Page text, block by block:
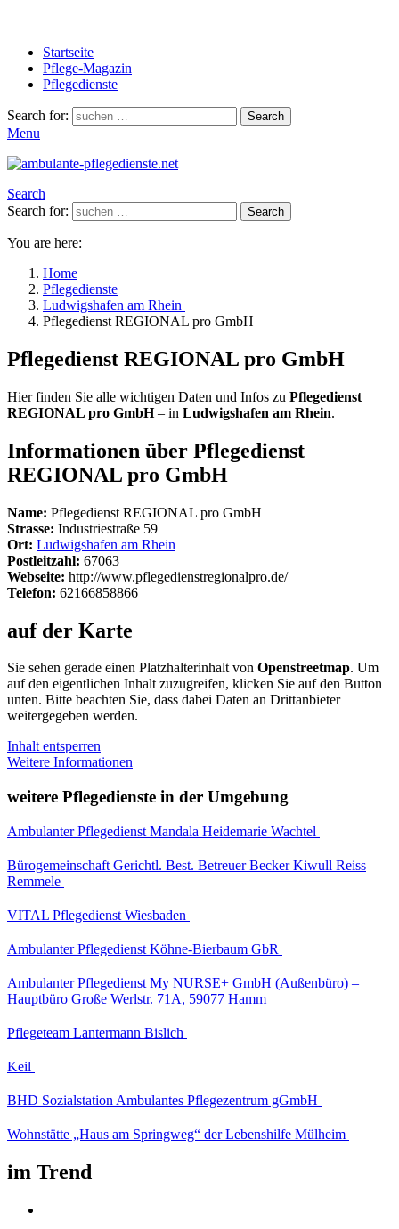
Startseite
Pflege-Magazin
Pflegedienste
Search for: Search
Menu
Search
Search for:
Search
You are here:
Home
Pflegedienste
Ludwigshafen am Rhein
Pflegedienst REGIONAL pro GmbH
Pflegedienst REGIONAL pro GmbH
Hier finden Sie alle wichtigen Daten und Infos zu Pflegedienst
REGIONAL pro GmbH– in Ludwigshafen am Rhein.
Informationen über Pflegedienst
REGIONAL pro GmbH
Name: Pflegedienst REGIONAL pro GmbH
Strasse: Industriestraße 59
Ort: Ludwigshafen am Rhein
Postleitzahl: 67063
Webseite: http://www.pflegedienstregionalpro.de/
Telefon: 62166858866
auf der Karte
Sie sehen gerade einen Platzhalterinhalt von Openstreetmap. Um
auf den eigentlichen Inhalt zuzugreifen, klicken Sie auf den Button
unten. Bitte beachten Sie, dass dabei Daten an Drittanbieter
weitergegeben werden.
Inhalt entsperren
Weitere Informationen
weitere Pflegedienste in der Umgebung
Ambulanter Pflegedienst Mandala Heidemarie Wachtel
Bürogemeinschaft Gerichtl. Best. Betreuer Becker Kiwull Reiss
Remmele
VITAL Pflegedienst Wiesbaden
Ambulanter Pflegedienst Köhne-Bierbaum GbR
Ambulanter Pflegedienst My NURSE+ GmbH (Außenbüro) –
Hauptbüro Große Werlstr. 71A, 59077 Hamm
Pflegeteam Lantermann Bislich
Keil
BHD Sozialstation Ambulantes Pflegezentrum gGmbH
Wohnstätte „Haus am Springweg“ der Lebenshilfe Mülheim
im Trend